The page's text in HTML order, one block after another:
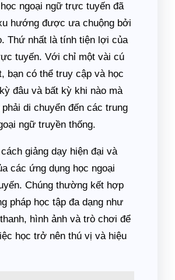
ngoại ngữ trực tuyến đã
hướng được ưa chuộng bởi
Thứ nhất là tính tiện lợi của
tuyến. Với chỉ một vài cú
bạn có thể truy cập và học
đâu và bất kỳ khi nào mà
phải di chuyển đến các trung
ngữ truyền thống.
giảng dạy hiện đại và
các ứng dụng học ngoại
Chúng thường kết hợp
pháp học tập đa dạng như
hình ảnh và trò chơi để
học trở nên thú vị và hiệu